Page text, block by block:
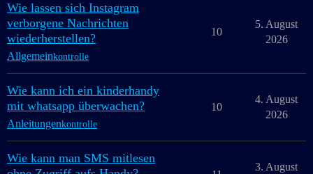
Wie lassen sich Instagram
verborgene Nachrichten
wiederherstellen?
Allgemeinkontrolle
10
5. August
2026
Wie kann ich ein kinderhandy
mit whatsapp überwachen?
Anleitungenkontrolle
10
4. August
2026
Wie kann man SMS mitlesen
3. August